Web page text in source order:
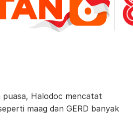
puasa, Halodoc mencatat
maag dan GERD banyak